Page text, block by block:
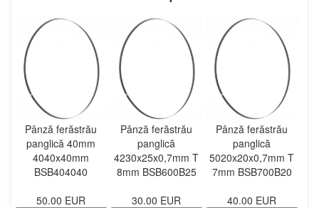
Pânză ferăstrău
panglică 40mm
4040x40mm
BSB404040
50.00 EUR
Pânză ferăstrău
panglică
4230x25x0,7mm T
8mm BSB600B25
30.00 EUR
Pânză ferăstrău
panglică
5020x20x0,7mm T
7mm BSB700B20
40.00 EUR